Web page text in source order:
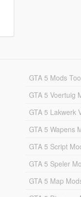
GTA 5 Mods
GTA 5 Voertuig
GTA 5 Lakwerk
GTA 5 Wapens
GTA 5 Script
GTA 5 Speler
GTA 5 Map